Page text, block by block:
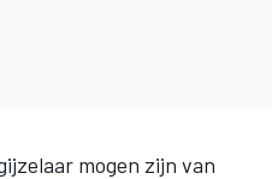
mogen zijn van